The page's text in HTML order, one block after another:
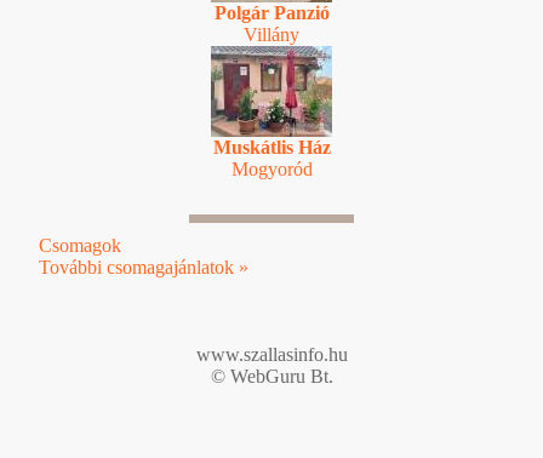
Polgár Panzió
Villány
Muskátlis Ház
Mogyoród
Csomagok
További csomagajánlatok »
www.szallasinfo.hu
© WebGuru Bt.